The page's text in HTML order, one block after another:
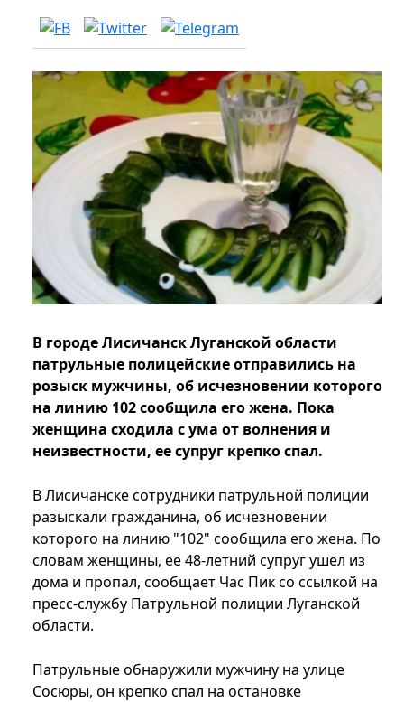
В городе Лисичанск Луганской области
патрульные полицейские отправились на
розыск мужчины, об исчезновении которого
на линию 102 сообщила его жена. Пока
женщина сходила с ума от волнения и
неизвестности, ее супруг крепко спал.
В Лисичанске сотрудники патрульной полиции
разыскали гражданина, об исчезновении
которого на линию "102" сообщила его жена. По
словам женщины, ее 48-летний супруг ушел из
дома и пропал, сообщает Час Пик со ссылкой на
пресс-службу Патрульной полиции Луганской
области.
Патрульные обнаружили мужчину на улице
Сосюры, он крепко спал на остановке